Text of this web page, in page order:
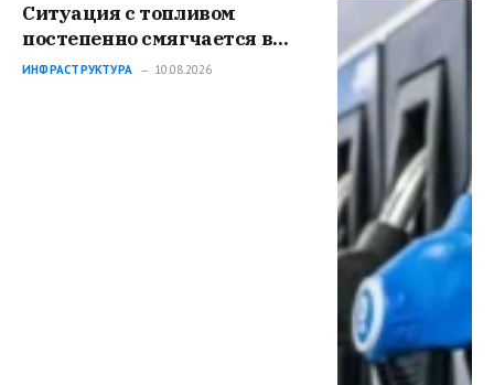
Ситуация с топливом
постепенно смягчается в
Хакасии – власти
ИНФРАСТРУКТУРА 10.08.2026